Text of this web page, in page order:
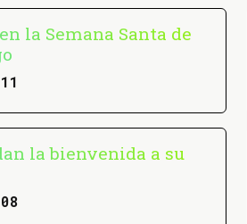
la Semana Santa de
la bienvenida a su